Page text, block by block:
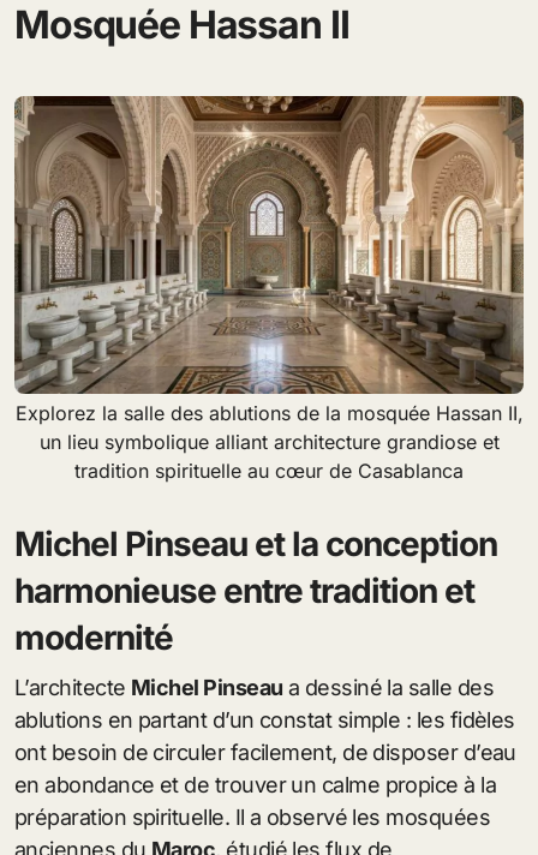
Mosquée Hassan II
Explorez la salle des ablutions de la mosquée Hassan II,
un lieu symbolique alliant architecture grandiose et
tradition spirituelle au cœur de Casablanca
Michel Pinseau et la conception
harmonieuse entre tradition et
modernité
L’architecte Michel Pinseau a dessiné la salle des
ablutions en partant d’un constat simple : les fidèles
ont besoin de circuler facilement, de disposer d’eau
en abondance et de trouver un calme propice à la
préparation spirituelle. Il a observé les mosquées
anciennes du Maroc , étudié les flux de